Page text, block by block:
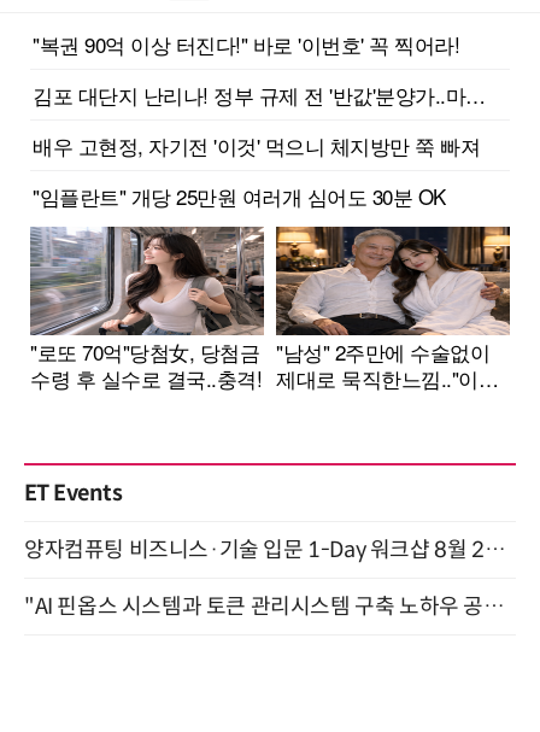
ET Events
양자컴퓨팅 비즈니스·기술 입문 1-Day 워크샵 8월 28일 개최
"AI 핀옵스 시스템과 토큰 관리시스템 구축 노하우 공개" 잠실 한국광고문화회관 2층 대회의실 (8/21)